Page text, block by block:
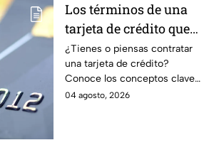
Los términos de una
tarjeta de crédito que
debes entender para
evitar deudas
¿Tienes o piensas contratar
una tarjeta de crédito?
Conoce los conceptos clave
como CAT, fecha de corte,
04 agosto, 2026